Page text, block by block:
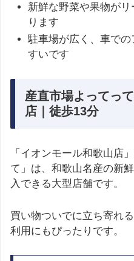
新鮮な野菜や果物が
ります
駐車場が広く、車で
すいです
産直市場よってっ
店｜徒歩13分
「イオンモール和歌山店
て」は、和歌山名産の新
入できる大型店舗です。
買い物ついでに立ち寄れ
利用にもぴったりです。